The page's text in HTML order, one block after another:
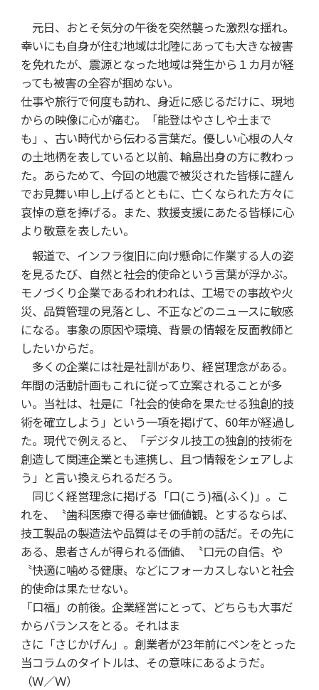
元日、おとそ気分の午後を突然襲った激烈な揺れ。
幸いにも自身が住む地域は北陸にあっても大きな被害
を免れたが、震源となった地域は発生から１カ月が経
っても被害の全容が掴めない。
仕事や旅行で何度も訪れ、身近に感じるだけに、現地
からの映像に心が痛む。「能登はやさしや土まで
も」、古い時代から伝わる言葉だ。優しい心根の人々
の土地柄を表していると以前、輪島出身の方に教わっ
た。あらためて、今回の地震で被災された皆様に謹ん
でお見舞い申し上げるとともに、亡くなられた方々に
哀悼の意を捧げる。また、救援支援にあたる皆様に心
より敬意を表したい。
報道で、インフラ復旧に向け懸命に作業する人の姿
を見るたび、自然と社会的使命という言葉が浮かぶ。
モノづくり企業であるわれわれは、工場での事故や火
災、品質管理の見落とし、不正などのニュースに敏感
になる。事象の原因や環境、背景の情報を反面教師と
したいからだ。
多くの企業には社是社訓があり、経営理念がある。
年間の活動計画もこれに従って立案されることが多
い。当社は、社是に「社会的使命を果たせる独創的技
術を確立しよう」という一項を掲げて、60年が経過し
た。現代で例えると、「デジタル技工の独創的技術を
創造して関連企業とも連携し、且つ情報をシェアしよ
う」と言い換えられるだろう。
同じく経営理念に掲げる「口(こう)福(ふく)」。こ
れを、〝歯科医療で得る幸せ価値観〟とするならば、
技工製品の製造法や品質はその手前の話だ。その先に
ある、患者さんが得られる価値、〝口元の自信〟や
〝快適に噛める健康〟などにフォーカスしないと社会
的使命は果たせない。
「口福」の前後。企業経営にとって、どちらも大事だ
からバランスをとる。それはま
さに「さじかげん」。創業者が23年前にペンをとった
当コラムのタイトルは、その意味にあるようだ。
（Ｗ／Ｗ）